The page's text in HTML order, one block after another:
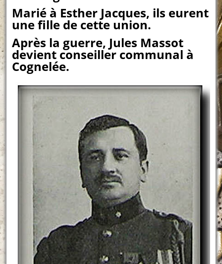
Marié à Esther Jacques, ils eurent
une fille de cette union.
Après la guerre, Jules Massot
devient conseiller communal à
Cognelée.